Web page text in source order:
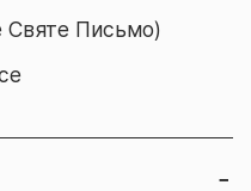
Святе Письмо)
−